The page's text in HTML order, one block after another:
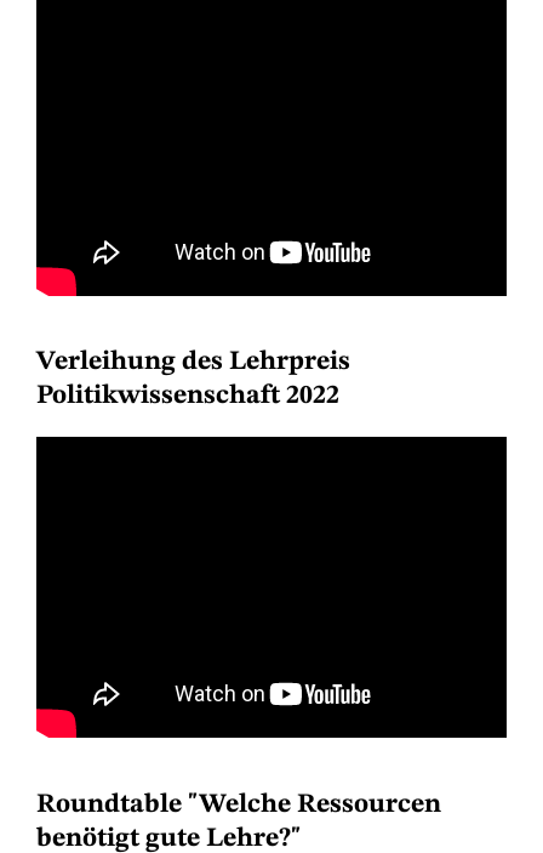
Verleihung des Lehrpreis
Politikwissenschaft 2022
Roundtable "Welche Ressourcen
benötigt gute Lehre?"